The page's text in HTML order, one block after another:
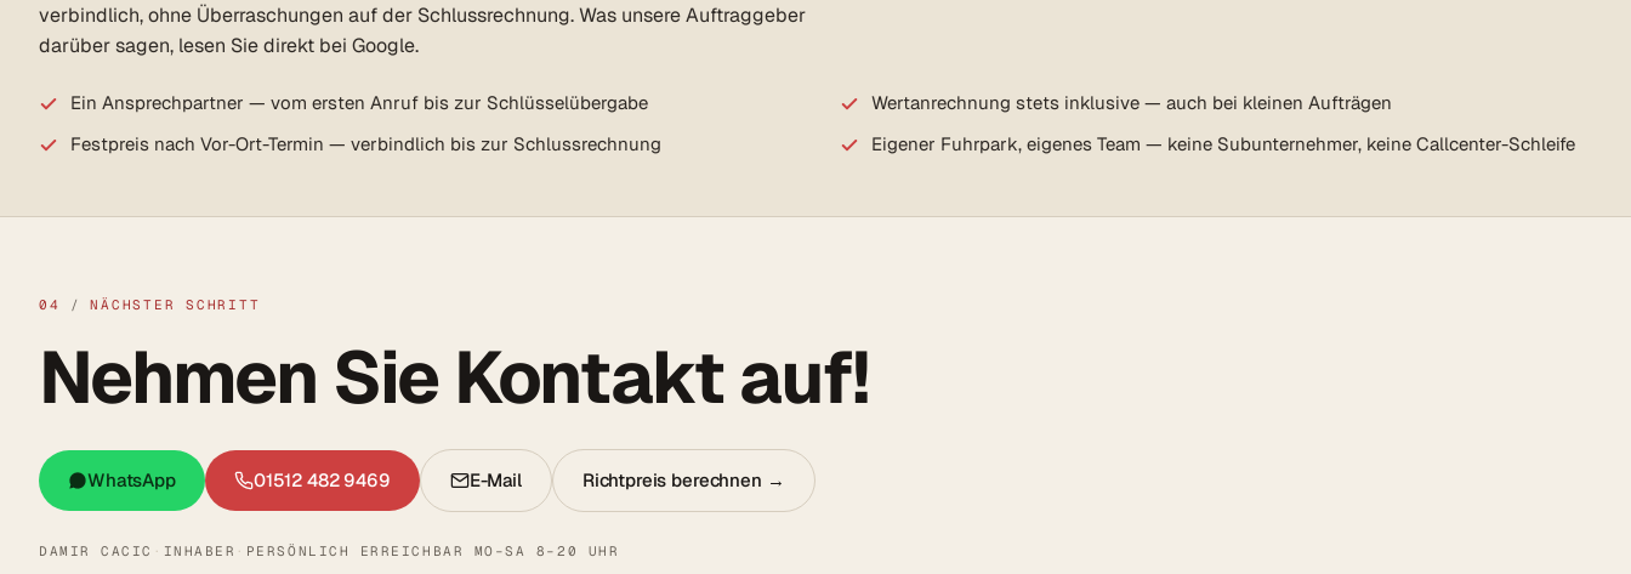
verbindlich, ohne Überraschungen auf der Schlussrechnung. Was unsere Auftraggeber
darüber sagen, lesen Sie direkt bei Google.
Ein Ansprechpartner — vom ersten Anruf bis zur Schlüsselübergabe
Wertanrechnung stets inklusive — auch bei kleinen Aufträgen
Festpreis nach Vor-Ort-Termin — verbindlich bis zur Schlussrechnung
Eigener Fuhrpark, eigenes Team — keine Subunternehmer, keine Callcenter-Schleife
04 / NÄCHSTER SCHRITT
Nehmen Sie Kontakt auf!
WhatsApp 01512 482 9469 E-Mail Richtpreis berechnen →
DAMIR CACIC · INHABER · PERSÖNLICH ERREICHBAR MO–SA 8–20 UHR